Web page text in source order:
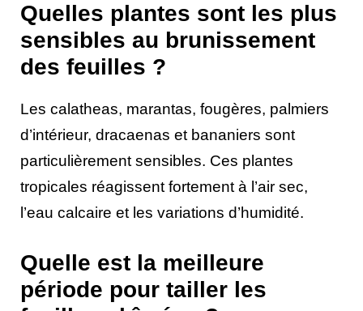
Quelles plantes sont les plus
sensibles au brunissement
des feuilles ?
Les calatheas, marantas, fougères, palmiers
d’intérieur, dracaenas et bananiers sont
particulièrement sensibles. Ces plantes
tropicales réagissent fortement à l’air sec,
l’eau calcaire et les variations d’humidité.
Quelle est la meilleure
période pour tailler les